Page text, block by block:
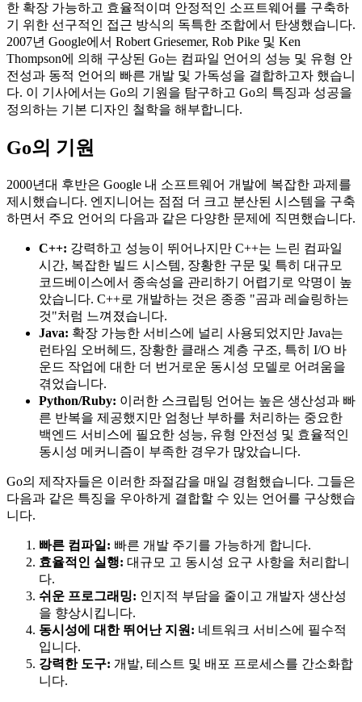
한 확장 가능하고 효율적이며 안정적인 소프트웨어를 구축하
기 위한 선구적인 접근 방식의 독특한 조합에서 탄생했습니다.
2007년 Google에서 Robert Griesemer, Rob Pike 및 Ken
Thompson에 의해 구상된 Go는 컴파일 언어의 성능 및 유형 안
전성과 동적 언어의 빠른 개발 및 가독성을 결합하고자 했습니
다. 이 기사에서는 Go의 기원을 탐구하고 Go의 특징과 성공을
정의하는 기본 디자인 철학을 해부합니다.
Go의 기원
2000년대 후반은 Google 내 소프트웨어 개발에 복잡한 과제를
제시했습니다. 엔지니어는 점점 더 크고 분산된 시스템을 구축
하면서 주요 언어의 다음과 같은 다양한 문제에 직면했습니다.
C++: 강력하고 성능이 뛰어나지만 C++는 느린 컴파일
시간, 복잡한 빌드 시스템, 장황한 구문 및 특히 대규모
코드베이스에서 종속성을 관리하기 어렵기로 악명이 높
았습니다. C++로 개발하는 것은 종종 "곰과 레슬링하는
것"처럼 느껴졌습니다.
Java: 확장 가능한 서비스에 널리 사용되었지만 Java는
런타임 오버헤드, 장황한 클래스 계층 구조, 특히 I/O 바
운드 작업에 대한 더 번거로운 동시성 모델로 어려움을
겪었습니다.
Python/Ruby: 이러한 스크립팅 언어는 높은 생산성과 빠
른 반복을 제공했지만 엄청난 부하를 처리하는 중요한
백엔드 서비스에 필요한 성능, 유형 안전성 및 효율적인
동시성 메커니즘이 부족한 경우가 많았습니다.
Go의 제작자들은 이러한 좌절감을 매일 경험했습니다. 그들은
다음과 같은 특징을 우아하게 결합할 수 있는 언어를 구상했습
니다.
빠른 컴파일: 빠른 개발 주기를 가능하게 합니다.
효율적인 실행: 대규모 고 동시성 요구 사항을 처리합니
다.
쉬운 프로그래밍: 인지적 부담을 줄이고 개발자 생산성
을 향상시킵니다.
동시성에 대한 뛰어난 지원: 네트워크 서비스에 필수적
입니다.
강력한 도구: 개발, 테스트 및 배포 프로세스를 간소화합
니다.